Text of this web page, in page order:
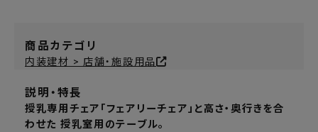
商品カテゴリ
内装建材 > 店舗・施設用品
説明・特長
授乳専用チェア「フェアリーチェア」と高さ・奥行きを合
わせた 授乳室用のテーブル。